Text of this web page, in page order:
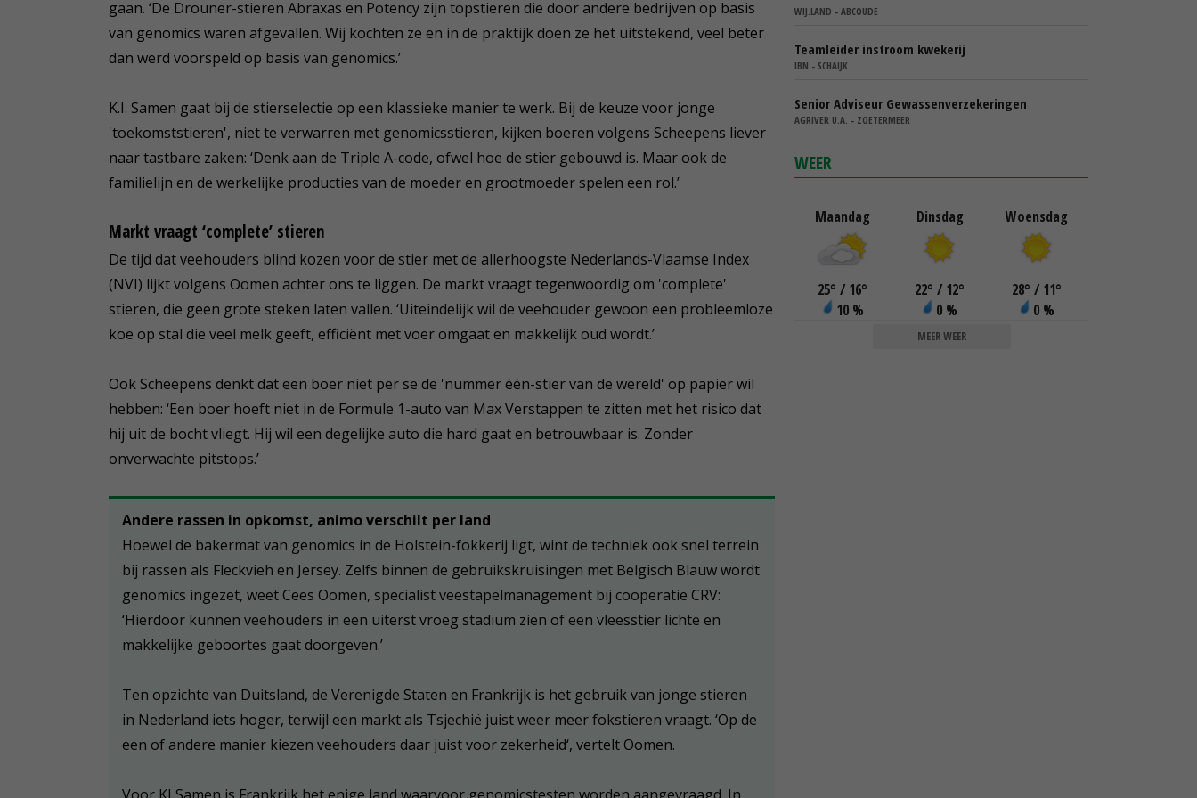
gaan. ‘De Drouner-stieren Abraxas en Potency zijn topstieren die door andere bedrijven op basis
van genomics waren afgevallen. Wij kochten ze en in de praktijk doen ze het uitstekend, veel beter
dan werd voorspeld op basis van genomics.’
K.I. Samen gaat bij de stierselectie op een klassieke manier te werk. Bij de keuze voor jonge
'toekomststieren', niet te verwarren met genomicsstieren, kijken boeren volgens Scheepens liever
naar tastbare zaken: ‘Denk aan de Triple A-code, ofwel hoe de stier gebouwd is. Maar ook de
familielijn en de werkelijke producties van de moeder en grootmoeder spelen een rol.’
Markt vraagt ‘complete’ stieren
De tijd dat veehouders blind kozen voor de stier met de allerhoogste Nederlands-Vlaamse Index
(NVI) lijkt volgens Oomen achter ons te liggen. De markt vraagt tegenwoordig om 'complete'
stieren, die geen grote steken laten vallen. ‘Uiteindelijk wil de veehouder gewoon een probleemloze
koe op stal die veel melk geeft, efficiënt met voer omgaat en makkelijk oud wordt.’
Ook Scheepens denkt dat een boer niet per se de 'nummer één-stier van de wereld' op papier wil
hebben: ‘Een boer hoeft niet in de Formule 1-auto van Max Verstappen te zitten met het risico dat
hij uit de bocht vliegt. Hij wil een degelijke auto die hard gaat en betrouwbaar is. Zonder
onverwachte pitstops.’
Andere rassen in opkomst, animo verschilt per land
Hoewel de bakermat van genomics in de Holstein-fokkerij ligt, wint de techniek ook snel terrein
bij rassen als Fleckvieh en Jersey. Zelfs binnen de gebruikskruisingen met Belgisch Blauw wordt
genomics ingezet, weet Cees Oomen, specialist veestapelmanagement bij coöperatie CRV:
‘Hierdoor kunnen veehouders in een uiterst vroeg stadium zien of een vleesstier lichte en
makkelijke geboortes gaat doorgeven.’
Ten opzichte van Duitsland, de Verenigde Staten en Frankrijk is het gebruik van jonge stieren
in Nederland iets hoger, terwijl een markt als Tsjechië juist weer meer fokstieren vraagt. ‘Op de
een of andere manier kiezen veehouders daar juist voor zekerheid‘, vertelt Oomen.
WIJ.LAND - ABCOUDE
Teamleider instroom kwekerij
IBN - SCHAIJK
Senior Adviseur Gewassenverzekeringen
AGRIVER U.A. - ZOETERMEER
WEER
Maandag
25° / 16°
10 %
Dinsdag
22° / 12°
0 %
Woensdag
28° / 11°
0 %
MEER WEER